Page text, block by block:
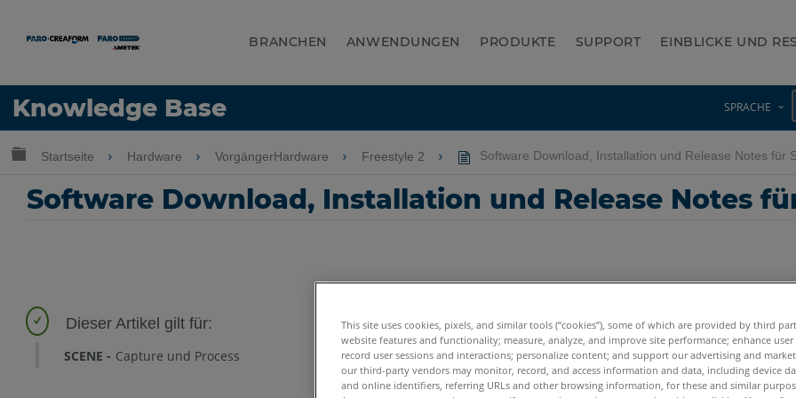
BRANCHEN ANWENDUNGEN PRODUKTE SUPPORT EINBLICKE UND
Knowledge Base SPRACHE
Sprache
Globale Hierarchie auf- und zuklappen
Startseite Hardware VorgängerHardware Freestyle 2 Software Download, Installation und Release Notes für
Software Download, Installation und Release Notes
SCENE Capture und Process
This site uses cookies, pixels, and similar tools (“cookies”), some of which are provided by third
website features and functionality; measure, analyze, and improve site performance; enhance user
record user sessions and interactions; personalize content; and support our advertising and
our third-party vendors may monitor, record, and access information and data, including device
and online identifiers, referring URLs and other browsing information, for these and similar